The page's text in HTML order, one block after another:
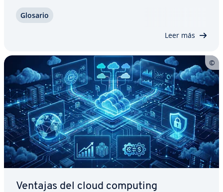
Computing ofrecen más potencia y recursos in­fo­r­
Glosario
Leer más
Ventajas del cloud computing